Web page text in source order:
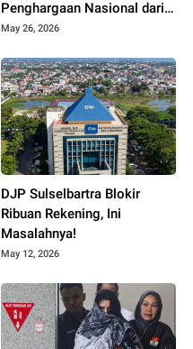
Penghargaan Nasional dari
Kemendikdasmen
May 26, 2026
DJP Sulselbartra Blokir
Ribuan Rekening, Ini
Masalahnya!
May 12, 2026